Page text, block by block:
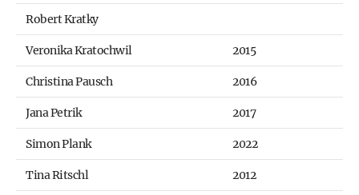
Robert Kratky
Veronika Kratochwil 2015
Christina Pausch 2016
Jana Petrik 2017
Simon Plank 2022
Tina Ritschl 2012